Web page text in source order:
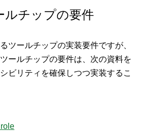
ルチップの要件
ツールチップの実装要件ですが、
ールチップの要件は、次の資料を
ビリティを確保しつつ実装するこ